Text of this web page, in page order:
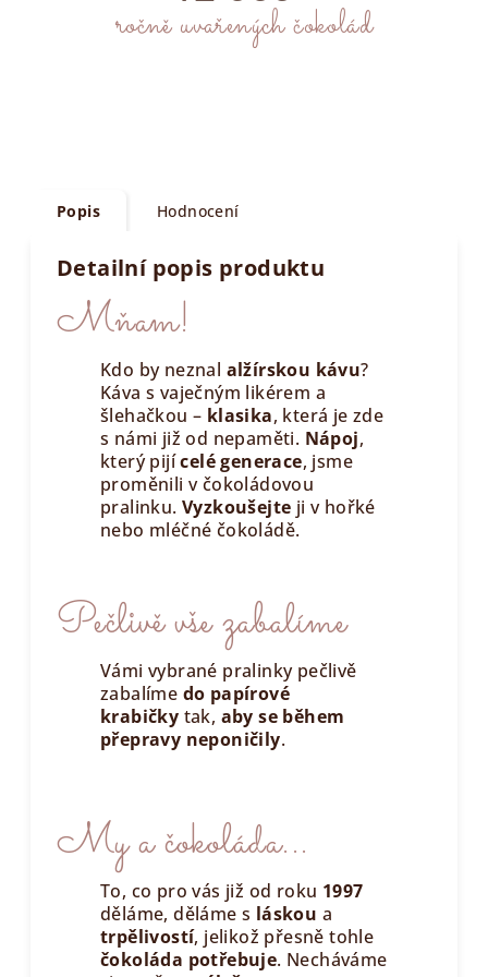
ročně uvařených čokolád
Popis Hodnocení
Detailní popis produktu
Mňam!
Kdo by neznal alžírskou kávu?
Káva s vaječným likérem a
šlehačkou – klasika, která je zde
s námi již od nepaměti. Nápoj,
který pijícelé generace, jsme
proměnili v čokoládovou
pralinku.Vyzkoušejte ji v hořké
nebo mléčné čokoládě.
Pečlivě vše zabalíme
Vámi vybrané pralinky pečlivě
zabalíme do papírové
krabičky tak, aby se během
přepravy neponičily.
My a čokoláda...
To, co pro vás již od roku 1997
děláme, děláme s láskou a
trpělivostí, jelikož přesně tohle
čokoláda potřebuje. Necháváme